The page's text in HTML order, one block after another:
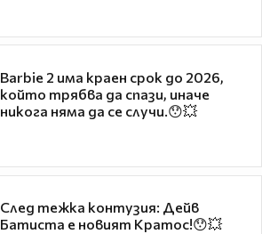
Barbie 2 има краен срок до 2026,
който трябва да спази, иначе
никога няма да се случи.😯💥
След тежка контузия: Дейв
Батиста е новият Кратос!😯💥